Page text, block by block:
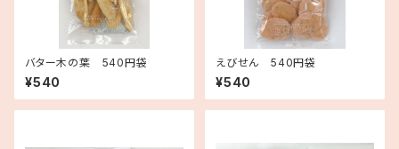
バター木の葉 540円袋
¥540
えびせん 540円袋
¥540